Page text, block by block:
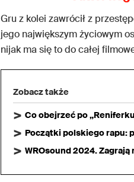
Gru z kolei zawrócił z
jego największym życiowym
nijak ma się to do całej
Zobacz także
Co obejrzeć po
Początki polskiego rapu:
WROsound 2024. Zagrają